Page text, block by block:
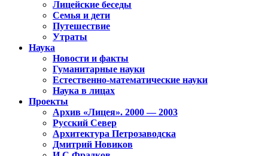
Лицейские беседы
Семья и дети
Путешествие
Утраты
Наука
Новости и факты
Гуманитарные науки
Естественно-математические науки
Наука в лицах
Проекты
Архив «Лицея». 2000 — 2003
Русский Север
Архитектура Петрозаводска
Дмитрий Новиков